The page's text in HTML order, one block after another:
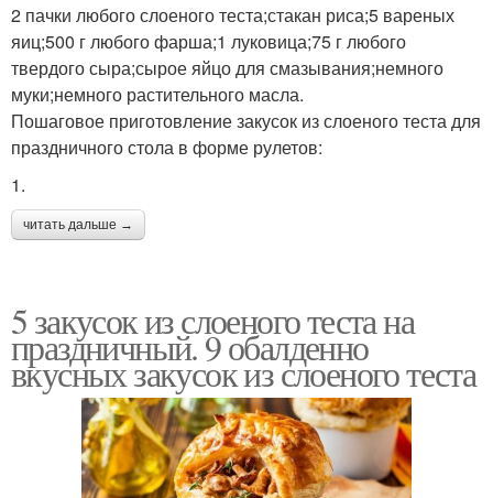
2 пачки любого слоеного теста;стакан риса;5 вареных
яиц;500 г любого фарша;1 луковица;75 г любого
твердого сыра;сырое яйцо для смазывания;немного
муки;немного растительного масла.
Пошаговое приготовление закусок из слоеного теста для
праздничного стола в форме рулетов:
1.
читать дальше →
5 закусок из слоеного теста на
праздничный. 9 обалденно
вкусных закусок из слоеного теста